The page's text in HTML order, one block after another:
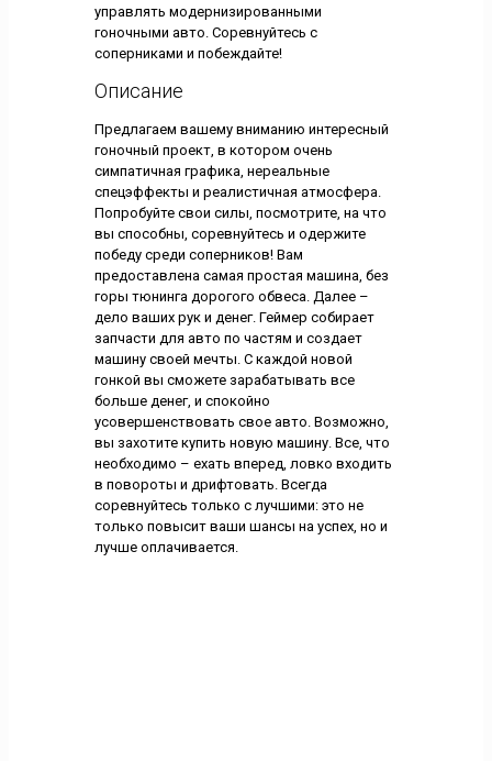
управлять модернизированными
гоночными авто. Соревнуйтесь с
соперниками и побеждайте!
Описание
Предлагаем вашему вниманию интересный
гоночный проект, в котором очень
симпатичная графика, нереальные
спецэффекты и реалистичная атмосфера.
Попробуйте свои силы, посмотрите, на что
вы способны, соревнуйтесь и одержите
победу среди соперников! Вам
предоставлена самая простая машина, без
горы тюнинга дорогого обвеса. Далее –
дело ваших рук и денег. Геймер собирает
запчасти для авто по частям и создает
машину своей мечты. С каждой новой
гонкой вы сможете зарабатывать все
больше денег, и спокойно
усовершенствовать свое авто. Возможно,
вы захотите купить новую машину. Все, что
необходимо – ехать вперед, ловко входить
в повороты и дрифтовать. Всегда
соревнуйтесь только с лучшими: это не
только повысит ваши шансы на успех, но и
лучше оплачивается.